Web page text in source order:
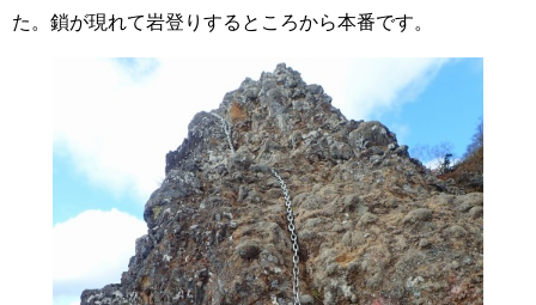
た。鎖が現れて岩登りするところから本番です。